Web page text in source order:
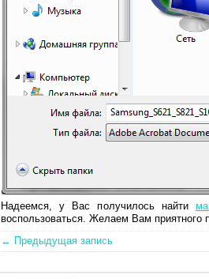
Надеемся, у Вас получилось найти
воспользоваться. Желаем Вам приятного
← Предыдущая запись